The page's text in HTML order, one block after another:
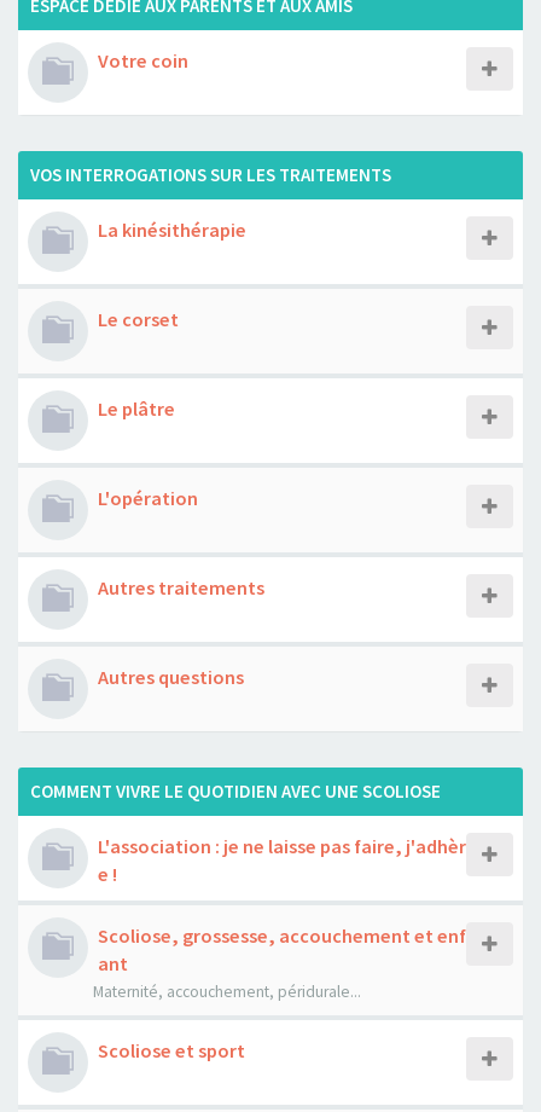
ESPACE DÉDIÉ AUX PARENTS ET AUX AMIS
Votre coin
VOS INTERROGATIONS SUR LES TRAITEMENTS
La kinésithérapie
Le corset
Le plâtre
L'opération
Autres traitements
Autres questions
COMMENT VIVRE LE QUOTIDIEN AVEC UNE SCOLIOSE
L'association : je ne laisse pas faire, j'adhèr
e !
Scoliose, grossesse, accouchement et enf
ant
Maternité, accouchement, péridurale...
Scoliose et sport